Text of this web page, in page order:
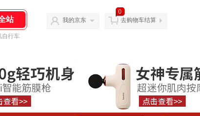
自行车
我的京东
0
去购物车结算